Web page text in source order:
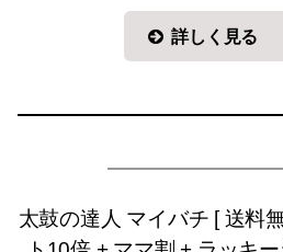
詳しく見る
太鼓の達人 マイバチ [ 送料